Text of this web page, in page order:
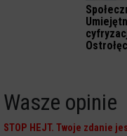
Wasze opinie
STOP HEJT. Twoje zdanie